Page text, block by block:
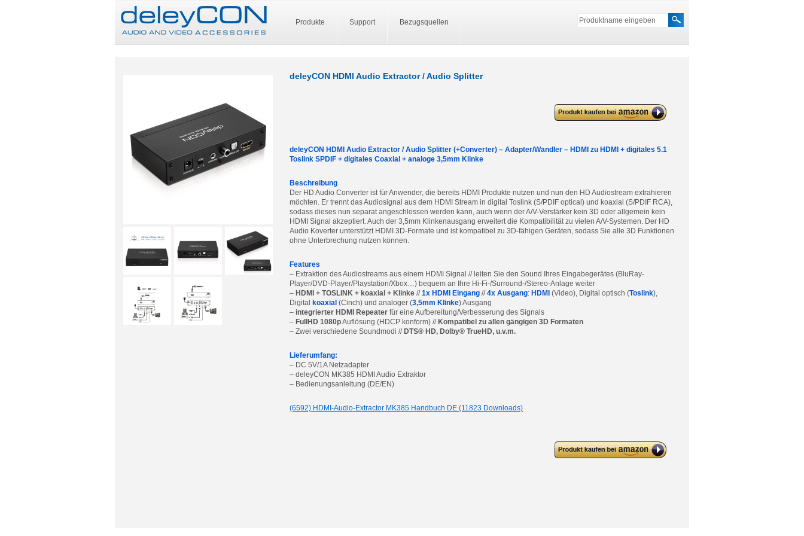
Produkte Support Bezugsquellen
deleyCON HDMI Audio Extractor / Audio Splitter
deleyCON HDMI Audio Extractor /
Audio Splitter
deleyCON HDMI Audio Extractor / Audio Splitter (+Converter) – Adapter/Wandler – HDMI zu HDMI + digitales 5.1
Toslink SPDIF + digitales Coaxial + analoge 3,5mm Klinke
Beschreibung
Der HD Audio Converter ist für Anwender, die bereits HDMI Produkte nutzen und nun den HD Audiostream extrahieren
möchten. Er trennt das Audiosignal aus dem HDMI Stream in digital Toslink (S/PDIF optical) und koaxial (S/PDIF RCA),
sodass dieses nun separat angeschlossen werden kann, auch wenn der A/V-Verstärker kein 3D oder allgemein kein
HDMI Signal akzeptiert. Auch der 3,5mm Klinkenausgang erweitert die Kompatibilität zu vielen A/V-Systemen. Der HD
Audio Koverter unterstützt HDMI 3D-Formate und ist kompatibel zu 3D-fähigen Geräten, sodass Sie alle 3D Funktionen
ohne Unterbrechung nutzen können.
Features
– Extraktion des Audiostreams aus einem HDMI Signal // leiten Sie den Sound Ihres Eingabegerätes (BluRay-
Player/DVD-Player/Playstation/Xbox…) bequem an Ihre Hi-Fi-/Surround-/Stereo-Anlage weiter
– HDMI + TOSLINK + koaxial + Klinke //1x HDMI Eingang //4x Ausgang: HDMI (Video), Digital optisch (Toslink),
Digital koaxial (Cinch) und analoger (3,5mm Klinke) Ausgang
– integrierter HDMI Repeater für eine Aufbereitung/Verbesserung des Signals
– FullHD 1080pAuflösung (HDCP konform) // Kompatibel zu allen gängigen 3D Formaten
– Zwei verschiedene Soundmodi // DTS® HD, Dolby® TrueHD, u.v.m.
Lieferumfang:
– DC 5V/1A Netzadapter
– deleyCON MK385 HDMI Audio Extraktor
– Bedienungsanleitung (DE/EN)
(6592) HDMI-Audio-Extractor MK385 Handbuch DE (11823 Downloads)
deleyCON HDMI Audio Extractor /
Audio Splitter